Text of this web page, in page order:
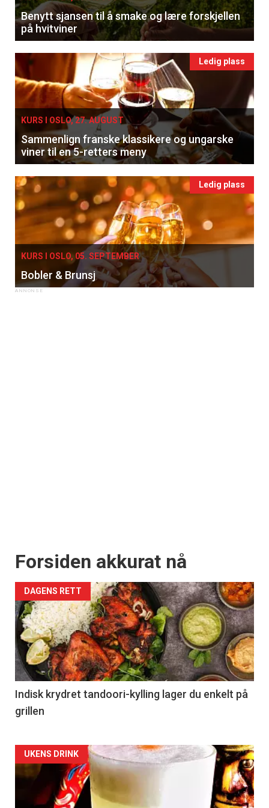
kan fritt velge hvilke du ønsker å få
tilsendt.
Registrer deg
Benytt sjansen til å smake og lære forskjellen
på hvitviner
Ledig plass
KURS I OSLO, 27. AUGUST
Sammenlign franske klassikere og ungarske
viner til en 5-retters meny
Ledig plass
KURS I OSLO, 05. SEPTEMBER
Bobler & Brunsj
Forsiden akkurat nå
DAGENS RETT
Indisk krydret tandoori-kylling lager du enkelt på
grillen
Forsiden
akkurat
UKENS DRINK